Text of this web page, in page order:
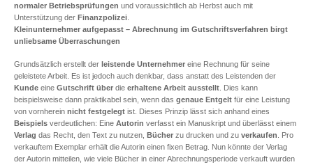
normaler Betriebsprüfungen und voraussichtlich ab Herbst auch mit
Unterstützung der Finanzpolizei
Kleinunternehmer aufgepasst – Abrechnung im Gutschriftsverfahren birgt
unliebsame Überraschungen
Grundsätzlich erstellt der leistende Unternehmer eine Rechnung für seine
geleistete Arbeit. Es ist jedoch auch denkbar, dass anstatt des Leistenden der
Kunde eine Gutschrift über die erhaltene Arbeit ausstellt . Dies kann
beispielsweise dann praktikabel sein, wenn das genaue Entgelt für eine Leistung
von vornherein nicht festgelegt ist. Dieses Prinzip lässt sich anhand eines
Beispiels verdeutlichen: Eine Autorin verfasst ein Manuskript und überlässt einem
Verlag das Recht, den Text zu nutzen, Bücher zu drucken und zu verkaufen . Pro
verkauftem Exemplar erhält die Autorin einen fixen Betrag. Nun könnte der Verlag
der Autorin mitteilen, wie viele Bücher in einer Abrechnungsperiode verkauft wurden